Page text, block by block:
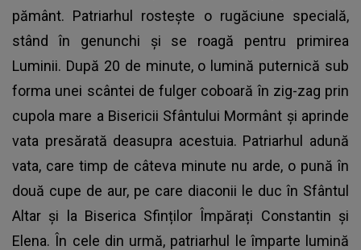
pământ. Patriarhul rostește o rugăciune specială,
stând în genunchi și se roagă pentru primirea
Luminii. După 20 de minute, o lumină puternică sub
forma unei scântei de fulger coboară în zig-zag prin
cupola mare a Bisericii Sfântului Mormânt și aprinde
vata presărată deasupra acestuia. Patriarhul adună
vata, care timp de câteva minute nu arde, o pună în
două cupe de aur, pe care diaconii le duc în Sfântul
Altar și la Biserica Sfinților Împărați Constantin și
Elena. În cele din urmă, patriarhul le împarte lumină